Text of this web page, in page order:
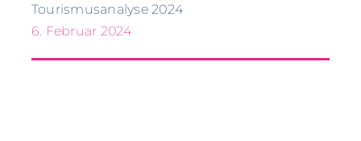
Tourismusanalyse 2024
6. Februar 2024